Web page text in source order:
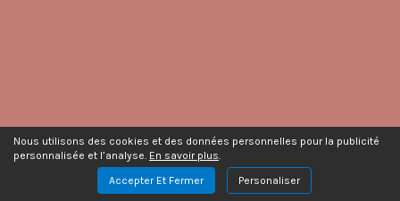
Nous utilisons des cookies et des données personnelles pour la publicité
personnalisée et l’analyse. En savoir plus.
Accepter Et Fermer
Personaliser